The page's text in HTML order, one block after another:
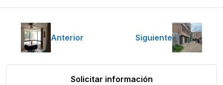
Anterior Siguiente
Solicitar información